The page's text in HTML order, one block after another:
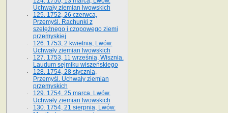
Uchwały ziemian lwowskich
125. 1752, 26 czerwca,
Przemyśl. Rachunki z
szelężnego i czopowego ziemi
przemyskiej
126. 1753, 2 kwietnia, Lwów.
Uchwały ziemian lwowskich
127. 1753, 11 września, Wisznia.
Laudum sejmiku wiszeńskiego
128. 1754, 28 stycznia,
Przemyśl. Uchwały ziemian
przemyskich
129. 1754, 25 marca, Lwów.
Uchwały ziemian lwowskich
130. 1754, 21 sierpnia, Lwów.